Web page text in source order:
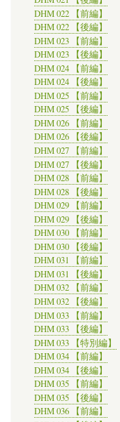
DHM 022 【前編】
DHM 022 【後編】
DHM 023 【前編】
DHM 023 【後編】
DHM 024 【前編】
DHM 024 【後編】
DHM 025 【前編】
DHM 025 【後編】
DHM 026 【前編】
DHM 026 【後編】
DHM 027 【前編】
DHM 027 【後編】
DHM 028 【前編】
DHM 028 【後編】
DHM 029 【前編】
DHM 029 【後編】
DHM 030 【前編】
DHM 030 【後編】
DHM 031 【前編】
DHM 031 【後編】
DHM 032 【前編】
DHM 032 【後編】
DHM 033 【前編】
DHM 033 【後編】
DHM 033 【特別編】
DHM 034 【前編】
DHM 034 【後編】
DHM 035 【前編】
DHM 035 【後編】
DHM 036 【前編】